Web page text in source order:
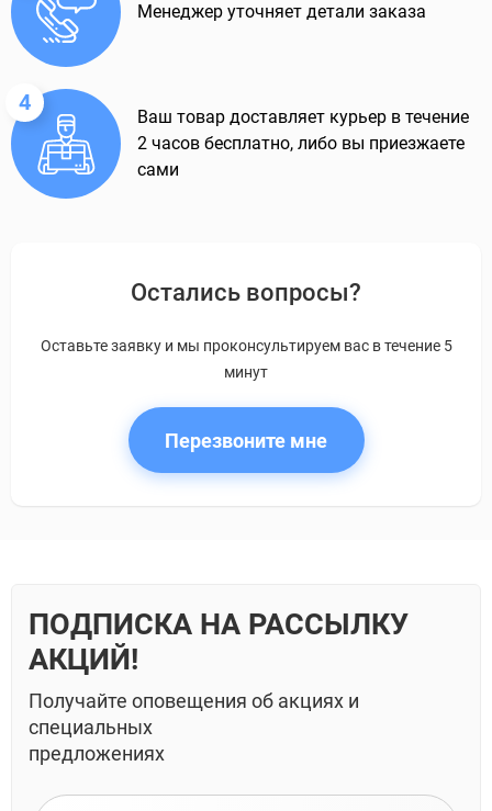
Менеджер уточняет детали заказа
4
Ваш товар доставляет курьер в течение
2 часов бесплатно, либо вы приезжаете
сами
Остались вопросы?
Оставьте заявку и мы проконсультируем вас в течение 5
минут
Перезвоните мне
ПОДПИСКА НА РАССЫЛКУ
АКЦИЙ!
Получайте оповещения об акциях и
специальных
предложениях